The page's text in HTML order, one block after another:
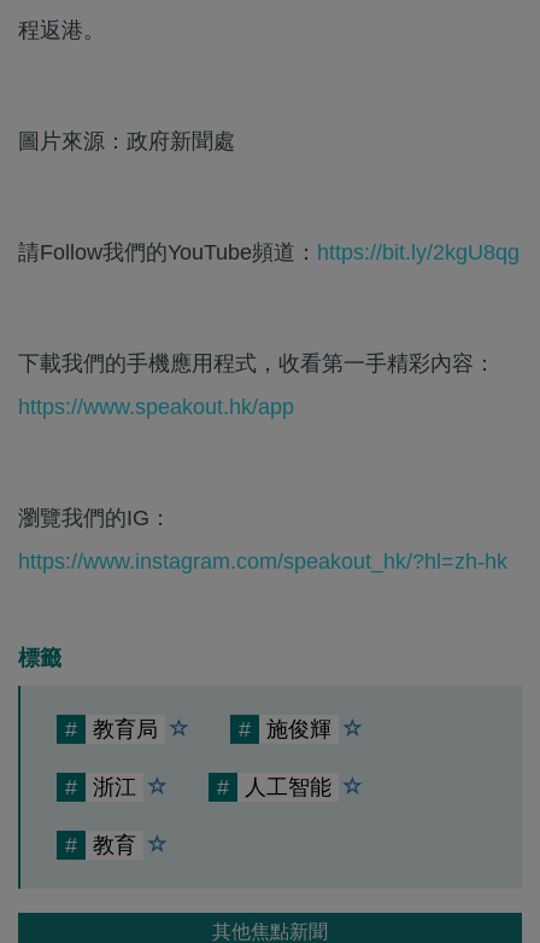
程返港。
圖片來源：政府新聞處
請Follow我們的YouTube頻道： https://bit.ly/2kgU8qg
下載我們的手機應用程式，收看第一手精彩內容：
https://www.speakout.hk/app
瀏覽我們的IG：
https://www.instagram.com/speakout_hk/?hl=zh-hk
標籤
# 教育局 # 施俊輝
# 浙江 # 人工智能
# 教育
其他焦點新聞